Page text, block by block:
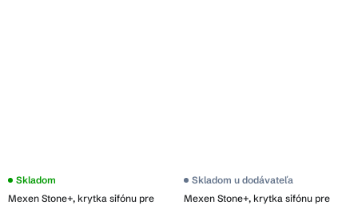
Mexen Stone+, krytka sifónu pre
Skladom
Mexen Stone+, krytka sifónu pre
Skladom u dodávateľa